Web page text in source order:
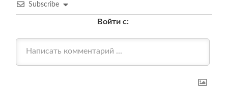
Subscribe
Войти с: